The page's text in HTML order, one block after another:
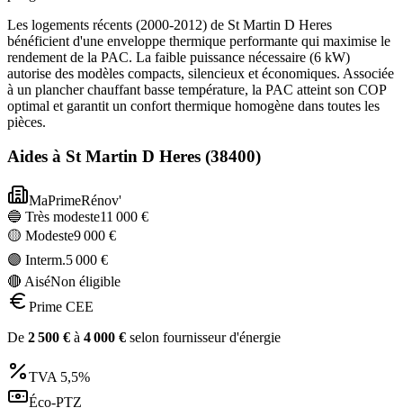
Les logements récents (2000-2012) de St Martin D Heres
bénéficient d'une enveloppe thermique performante qui maximise le
rendement de la PAC. La faible puissance nécessaire (6 kW)
autorise des modèles compacts, silencieux et économiques. Associée
à un plancher chauffant basse température, la PAC atteint son COP
optimal et garantit un confort thermique homogène dans toutes les
pièces.
Aides à St Martin D Heres (38400)
MaPrimeRénov'
🔵 Très modeste11 000 €
🟡 Modeste9 000 €
🟣 Interm.5 000 €
🔴 AiséNon éligible
Prime CEE
De 2 500 € à 4 000 € selon fournisseur d'énergie
TVA 5,5%
Éco-PTZ